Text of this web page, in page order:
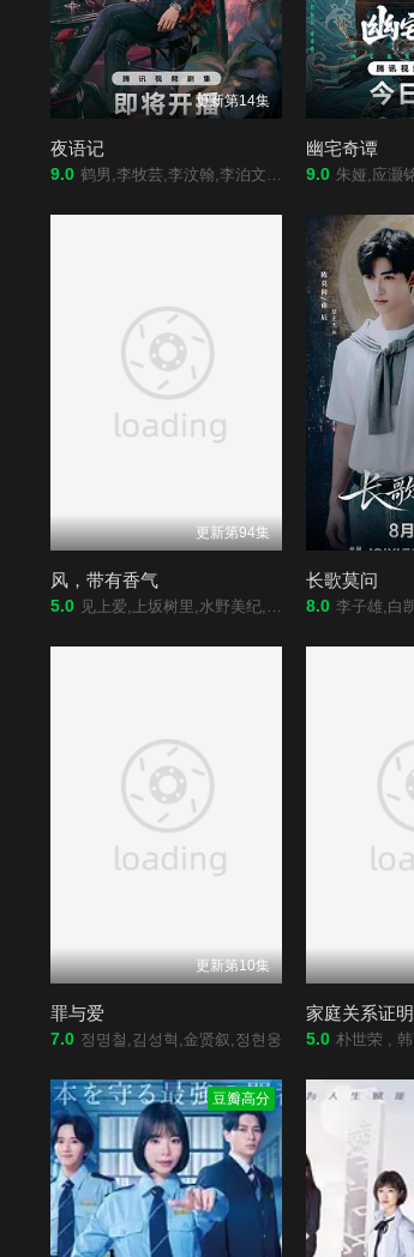
更新第14集
夜语记
9.0 鹤男,李牧芸,李汶翰,李泊文,郭天祺,徐新驰,孙思凡
幽宅奇谭
9.0 朱娅,应灏
更新第94集
风，带有香气
5.0 见上爱,上坂树里,水野美纪,早坂美海,小林隆,小林虎之介,津崎史郎,岩瀬顕子,三浦贵大,根岸季衣,大岛美幸,义达祐未,たくや,原田泰造,北村一辉,佐野晶哉,藤原季节,林裕太,坂东弥十郎,内田慈,小倉史也,片冈鹤太郎,松金米子,广冈由里子,春海四方,多部未华子,高岛政宏,二田絢乃,中田青渚,井上向日葵,丸山礼,研直子,生田绘梨花,菊池亚希子,中井友望,木越明,原嶋凛,玄理,伊势志摩,古川雄大,坂口涼
长歌莫问
8.0 李子雄,白凯南,鲍大志,斯外
更新第10集
罪与爱
7.0 정명철,김성혁,金贤叙,정현웅
家庭关系证
5.0 朴世荣 , 韩高恩 , 林志恩
豆瓣高分